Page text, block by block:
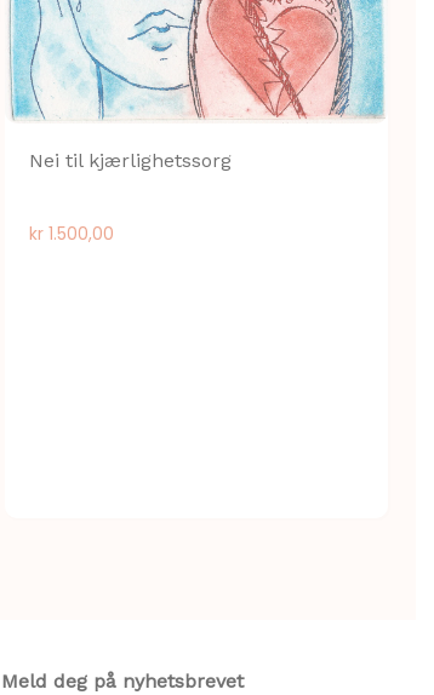
Nei til kjærlighetssorg
kr1.500,00
Meld deg på nyhetsbrevet